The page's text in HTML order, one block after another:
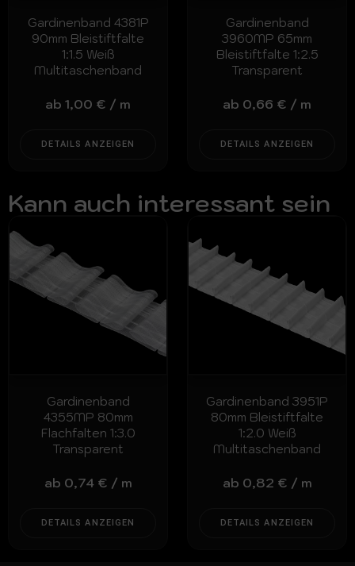
Gardinenband 4381P
90mm Bleistiftfalte
1:1.5 Weiß
Multitaschenband
ab 1,00 € / m
DETAILS ANZEIGEN
Gardinenband
3960MP 65mm
Bleistiftfalte 1:2.5
Transparent
ab 0,66 € / m
DETAILS ANZEIGEN
Kann auch interessant sein
Gardinenband
4355MP 80mm
Flachfalten 1:3.0
Transparent
ab 0,74 € / m
DETAILS ANZEIGEN
Gardinenband 3951P
80mm Bleistiftfalte
1:2.0 Weiß
Multitaschenband
ab 0,82 € / m
DETAILS ANZEIGEN